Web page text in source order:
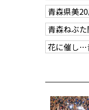
青森県美
青森ねぶ
花に催し…